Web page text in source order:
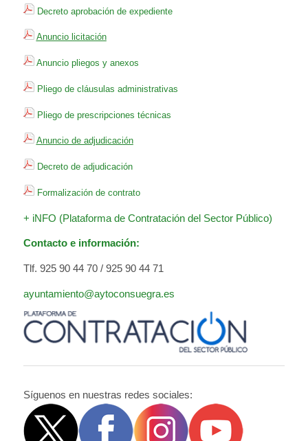
Decreto aprobación de expediente
Anuncio licitación
Anuncio pliegos y anexos
Pliego de cláusulas administrativas
Pliego de prescripciones técnicas
Anuncio de adjudicación
Decreto de adjudicación
Formalización de contrato
+ iNFO (Plataforma de Contratación del Sector Público)
Contacto e información:
Tlf. 925 90 44 70 / 925 90 44 71
ayuntamiento@aytoconsuegra.es
Síguenos en nuestras redes sociales: